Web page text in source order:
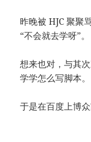
昨晚被 HJC 聚聚
“不会就去学呀”。
想来也对，与其
学学怎么写脚本。
于是在百度上博